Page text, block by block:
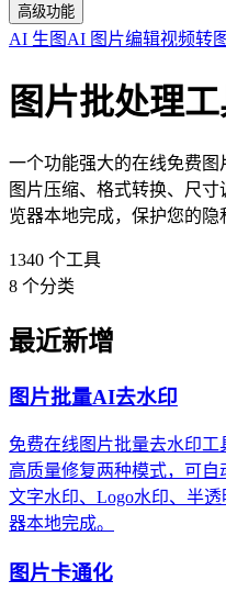
高级功能
AI 生图 AI 图片编辑视频转
图片批处理
一个功能强大的在线免费图
图片压缩、格式转换、尺
览器本地完成，保护您的隐
1340 个工具
8 个分类
最近新增
图片批量AI去水印
免费在线图片批量去水印
高质量修复两种模式，可
文字水印、Logo水印、半
器本地完成。
图片卡通化